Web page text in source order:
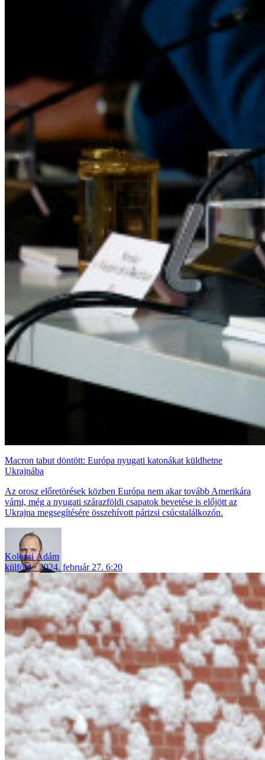
Macron tabut döntött: Európa nyugati katonákat küldhetne
Ukrajnába
Az orosz előretörések közben Európa nem akar tovább Amerikára
várni, még a nyugati szárazföldi csapatok bevetése is előjött az
Ukrajna megsegítésére összehívott párizsi csúcstalálkozón.
Kolozsi Ádám
külföld
2024. február 27. 6:20